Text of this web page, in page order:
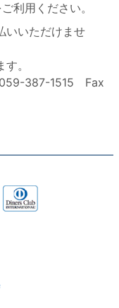
ご利用ください。
いいただけませ
。
387-1515 Fax